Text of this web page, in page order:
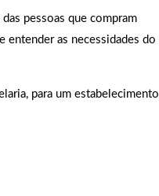
pessoas que compram
entender as necessidades do
para um estabelecimento